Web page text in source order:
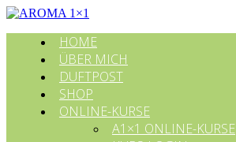
HOME
ÜBER MICH
DUFTPOST
SHOP
ONLINE-KURSE
A1×1 ONLINE-KURSE